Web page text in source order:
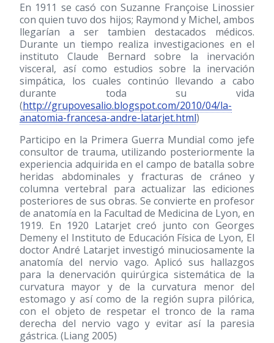
En 1911 se casó con Suzanne Françoise Linossier
con quien tuvo dos hijos; Raymond y Michel, ambos
llegarían a ser tambien destacados médicos.
Durante un tiempo realiza investigaciones en el
instituto Claude Bernard sobre la inervación
visceral, así como estudios sobre la inervación
simpática, los cuales continúo llevando a cabo
durante toda su vida
(http://grupovesalio.blogspot.com/2010/04/la-
anatomia-francesa-andre-latarjet.html)
Participo en la Primera Guerra Mundial como jefe
consultor de trauma, utilizando posteriormente la
experiencia adquirida en el campo de batalla sobre
heridas abdominales y fracturas de cráneo y
columna vertebral para actualizar las ediciones
posteriores de sus obras. Se convierte en profesor
de anatomía en la Facultad de Medicina de Lyon, en
1919. En 1920 Latarjet creó junto con Georges
Demeny el Instituto de Educación Física de Lyon, El
doctor André Latarjet investigó minuciosamente la
anatomía del nervio vago. Aplicó sus hallazgos
para la denervación quirúrgica sistemática de la
curvatura mayor y de la curvatura menor del
estomago y así como de la región supra pilórica,
con el objeto de respetar el tronco de la rama
derecha del nervio vago y evitar así la paresia
gástrica. (Liang 2005)